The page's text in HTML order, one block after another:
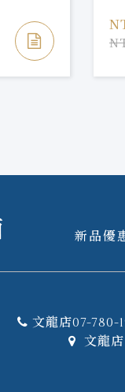
新品優
文龍店07-780-
文龍